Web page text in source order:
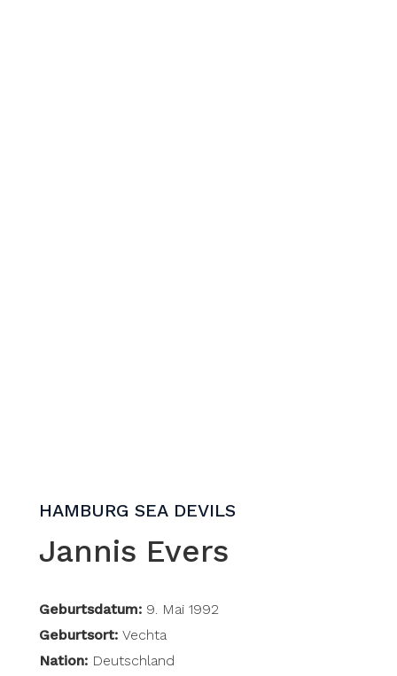
HAMBURG SEA DEVILS
Jannis Evers
Geburtsdatum: 9. Mai 1992
Geburtsort: Vechta
Nation:Deutschland